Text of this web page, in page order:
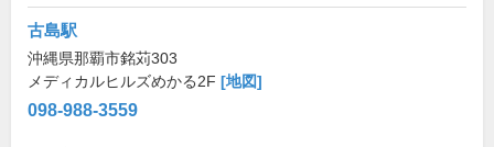
古島駅
沖縄県那覇市銘苅303
メディカルヒルズめかる2F [地図]
098-988-3559